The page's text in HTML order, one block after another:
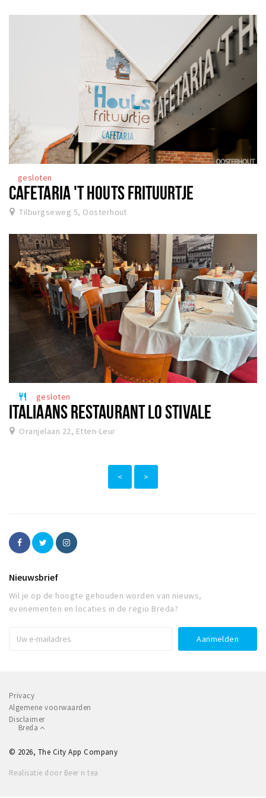
gesloten
CAFETARIA 'T HOUTS FRITUURTJE
Tilburgseweg 5, Oosterhout
restaurant gesloten
ITALIAANS RESTAURANT LO STIVALE
Oranjelaan 22, Etten-Leur
< >
Nieuwsbrief
Wil je op de hoogte gehouden worden van nieuws,
evenementen en locaties in de regio Breda?
Privacy
Algemene voorwaarden
Disclaimer
Breda
© 2026, The City App Company
Realisatie door Beer n tea